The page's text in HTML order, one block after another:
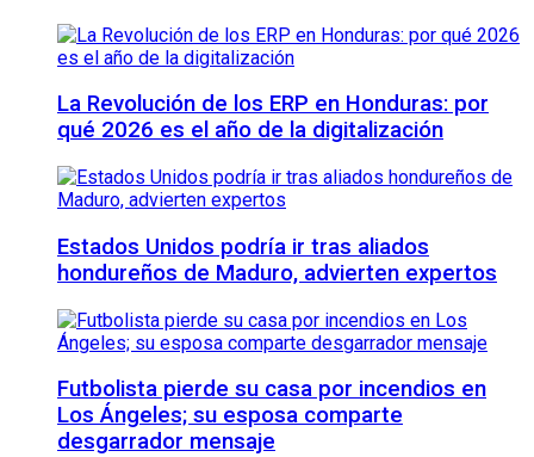
La Revolución de los ERP en Honduras: por
qué 2026 es el año de la digitalización
Estados Unidos podría ir tras aliados
hondureños de Maduro, advierten expertos
Futbolista pierde su casa por incendios en
Los Ángeles; su esposa comparte
desgarrador mensaje